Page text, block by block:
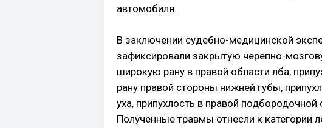
автомобиля.
В заключении судебно-медицинской
зафиксировали закрытую черепно-
широкую рану в правой области лба,
рану правой стороны нижней губы,
уха, припухлость в правой
Полученные травмы отнесли к категории